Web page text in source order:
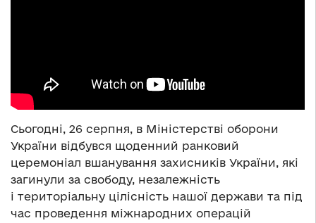
Сьогодні, 26 серпня, в Міністерстві оборони
України відбувся щоденний ранковий
церемоніал вшанування захисників України, які
загинули за свободу, незалежність
і територіальну цілісність нашої держави та під
час проведення міжнародних операцій